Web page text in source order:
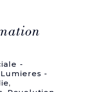
-
Lumieres -
,